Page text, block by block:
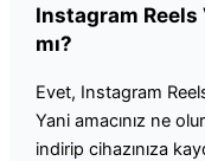
Instagram
mı?
Evet, Instagram
Yani amacınız ne
indirip cihazınıza